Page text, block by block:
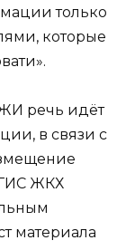
только
которые
речь идёт
в связи с
ЖКХ
материала